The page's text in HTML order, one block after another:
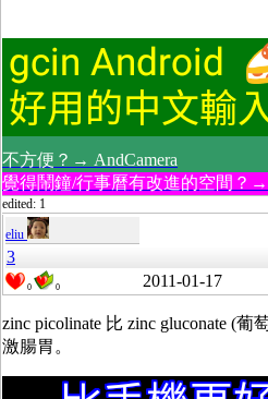
不方便？→ AndCamera
覺得鬧鐘/行事曆有改進的空間？
edited: 1
eliu
3
0 0 2011-01-17
zinc picolinate 比 zinc gluconate (
激腸胃。